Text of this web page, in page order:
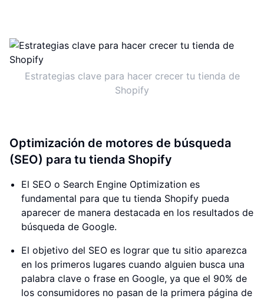
Estrategias clave para hacer crecer tu tienda de
Shopify
Optimización de motores de búsqueda
(SEO) para tu tienda Shopify
El SEO o Search Engine Optimization es
fundamental para que tu tienda Shopify pueda
aparecer de manera destacada en los resultados de
búsqueda de Google.
El objetivo del SEO es lograr que tu sitio aparezca
en los primeros lugares cuando alguien busca una
palabra clave o frase en Google, ya que el 90% de
los consumidores no pasan de la primera página de